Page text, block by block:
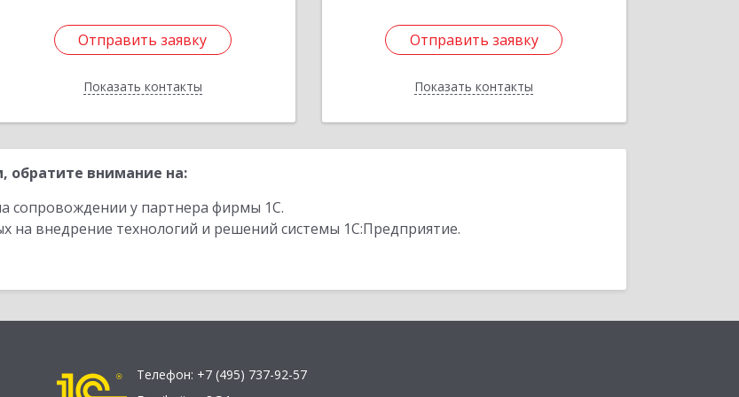
Отправить заявку
Показать контакты
Отправить заявку
Назад
Отправить заявку
Показать контакты
Отправить заявку
Назад
внимание на:
сопровождении у партнера фирмы 1С.
на внедрение технологий и решений системы 1С:Предприятие.
Телефон: +7 (495) 737-92-57